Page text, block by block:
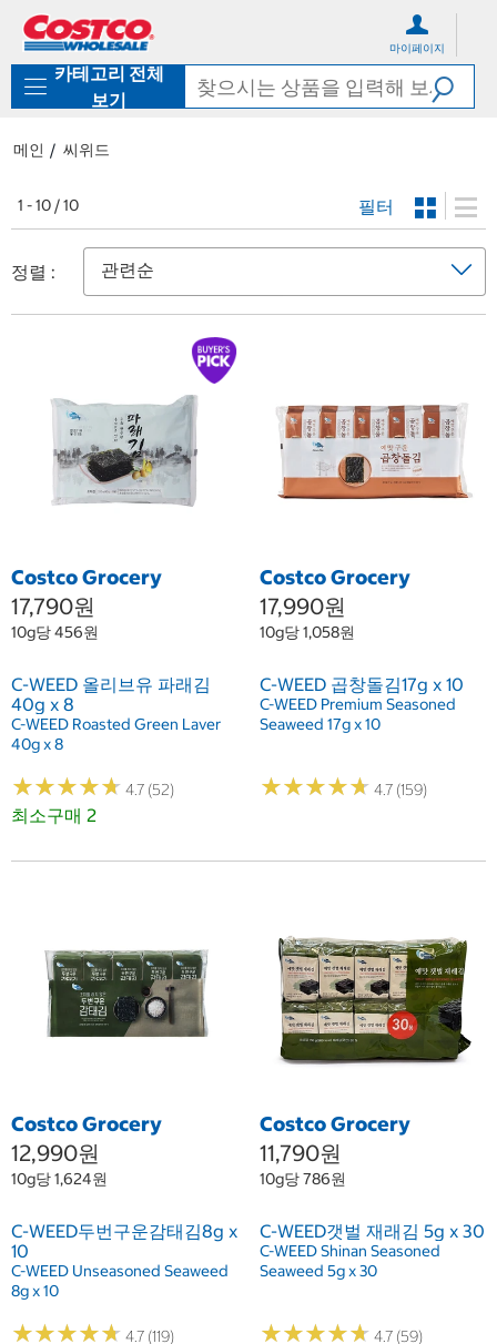
로
기
가
마이페이지
카테고리 전체
보기
메인 씨위드
1 - 10 / 10 필터
정렬 :
Costco Grocery
17,790원
10g당 456원
C-WEED 올리브유 파래김
40g x 8
C-WEED Roasted Green Laver
40g x 8
★★★★★
★★★★★ 4.7 (52)
최소구매 2
Costco Grocery
17,990원
10g당 1,058원
C-WEED 곱창돌김17g x 10
C-WEED Premium Seasoned
Seaweed 17g x 10
★★★★★
★★★★★ 4.7 (159)
Costco Grocery
12,990원
10g당 1,624원
C-WEED두번구운감태김8g x
10
C-WEED Unseasoned Seaweed
8g x 10
★★★★★
★★★★★ 4.7 (119)
Costco Grocery
11,790원
10g당 786원
C-WEED갯벌 재래김 5g x 30
C-WEED Shinan Seasoned
Seaweed 5g x 30
★★★★★
★★★★★ 4.7 (59)